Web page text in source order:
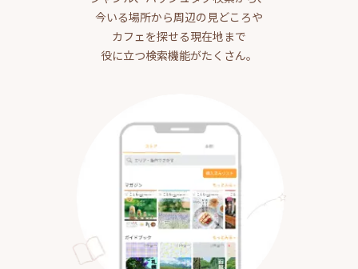
今いる場所から周辺の見どころや
カフェを探せる現在地まで
役に立つ検索機能がたくさん。